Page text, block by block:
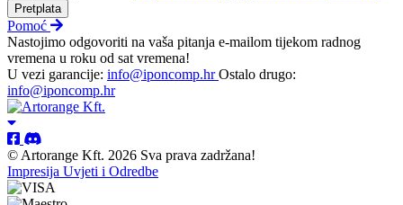
Pretplata
Pomoć
Nastojimo odgovoriti na vaša pitanja e-mailom tijekom radnog
vremena u roku od sat vremena!
U vezi garancije: info@iponcomp.hrOstalo drugo:
info@iponcomp.hr
© Artorange Kft. 2026 Sva prava zadržana!
Impresija Uvjeti i Odredbe